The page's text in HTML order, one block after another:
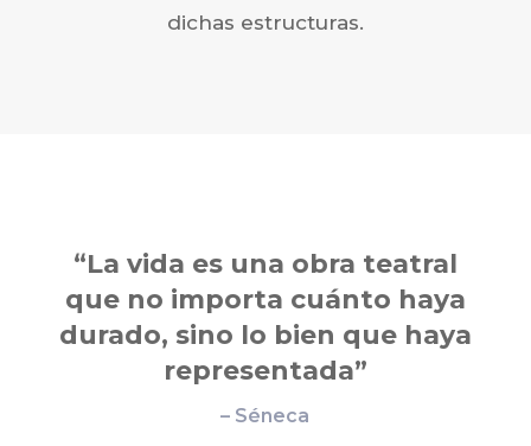
dichas estructuras.
“La vida es una obra teatral
que no importa cuánto haya
durado, sino lo bien que haya
representada”
– Séneca